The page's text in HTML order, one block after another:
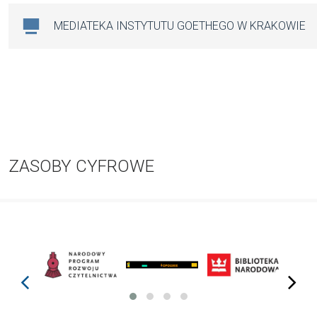
MEDIATEKA INSTYTUTU GOETHEGO W KRAKOWIE
ZASOBY CYFROWE
prev next